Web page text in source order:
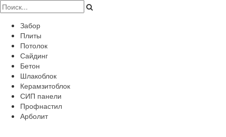
Забор
Плиты
Потолок
Сайдинг
Бетон
Шлакоблок
Керамзитоблок
СИП панели
Профнастил
Арболит